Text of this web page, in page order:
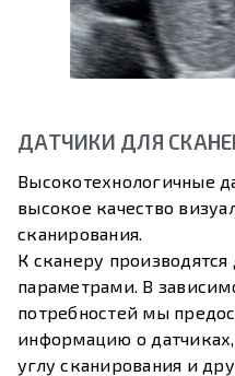
ДАТЧИКИ ДЛЯ
Высокотехнологичные
высокое качество
сканирования.
К сканеру
параметрами. В
потребностей мы
информацию о
углу сканирования и